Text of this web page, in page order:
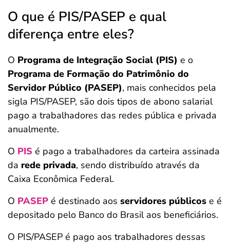
O que é PIS/PASEP e qual
diferença entre eles?
O Programa de Integração Social (PIS) e o
Programa de Formação do Patrimônio do
Servidor Público (PASEP), mais conhecidos pela
sigla PIS/PASEP, são dois tipos de abono salarial
pago a trabalhadores das redes pública e privada
anualmente.
O PIS é pago a trabalhadores da carteira assinada
da rede privada, sendo distribuído através da
Caixa Econômica Federal.
O PASEP é destinado aos servidores públicos e é
depositado pelo Banco do Brasil aos beneficiários.
O PIS/PASEP é pago aos trabalhadores dessas